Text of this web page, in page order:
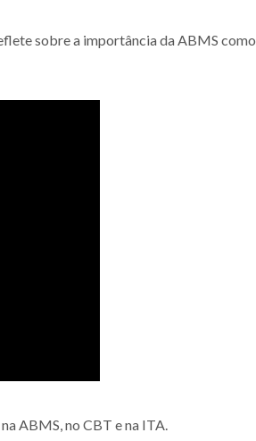
sobre a importância da ABMS como
ABMS, no CBT e na ITA.